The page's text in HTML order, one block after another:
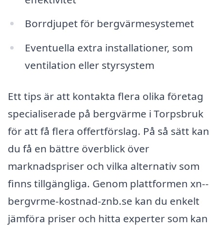
Borrdjupet för bergvärmesystemet
Eventuella extra installationer, som
ventilation eller styrsystem
Ett tips är att kontakta flera olika företag
specialiserade på bergvärme i Torpsbruk
för att få flera offertförslag. På så sätt kan
du få en bättre överblick över
marknadspriser och vilka alternativ som
finns tillgängliga. Genom plattformen xn--
bergvrme-kostnad-znb.se kan du enkelt
jämföra priser och hitta experter som kan